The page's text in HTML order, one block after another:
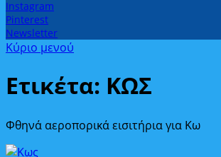
Instagram
Pinterest
Newsletter
Κύριο μενού
Ετικέτα: ΚΩΣ
Φθηνά αεροπορικά εισιτήρια για Κω